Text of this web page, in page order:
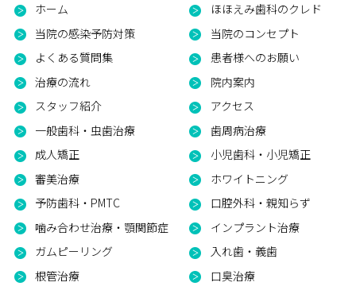
ホーム
ほほえみ歯科のクレド
当院の感染予防対策
当院のコンセプト
よくある質問集
患者様へのお願い
治療の流れ
院内案内
スタッフ紹介
アクセス
一般歯科・虫歯治療
歯周病治療
成人矯正
小児歯科・小児矯正
審美治療
ホワイトニング
予防歯科・PMTC
口腔外科・親知らず
噛み合わせ治療・顎関節症
インプラント治療
ガムピーリング
入れ歯・義歯
根管治療
口臭治療